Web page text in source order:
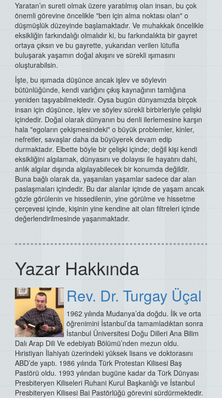
Yaratan’ın sureti olmak üzere yaratılmış olan insan, bu çok
önemli görevine öncelikle "ben için alma noktası olan" o
düşmüşlük düzeyinde başlamaktadır. Ve muhakkak öncelikle
eksikliğin farkındalığı olmalıdır ki, bu farkındalıkta bir gayret
ortaya çıksın ve bu gayrette, yukarıdan verilen lütufla
buluşarak yaşamın doğal akışını ve sürekli ışımasını
oluşturabilsin.
İşte, bu ışımada düşünce ancak işlev ve söylevin
bütünlüğünde, kendi varlığını çıkış kaynağının tamlığına
yeniden taşıyabilmektedir. Oysa bugün dünyamızda birçok
insan için düşünce, işlev ve söylev sürekli birbirleriyle çelişki
içindedir. Doğal olarak dünyanın bu denli ilerlemesine karşın
hala "egoların çekişmesindeki" o büyük problemler, kinler,
nefretler, savaşlar daha da büyüyerek devam edip
durmaktadır. Elbette böyle bir çelişki içinde; değil kişi kendi
eksikliğini algılamak, dünyasını ve dolayısı ile hayatını dahi,
anlık algılar dışında algılayabilecek bir konumda değildir.
Buna bağlı olarak da, yaşanılan yaşamlar sadece dar alan
paslaşmaları içindedir. Bu dar alanlar içinde de yaşam ancak
gözle görülenin ve hissedilenin, yine görülme ve hissetme
çerçevesi içinde, kişinin yine kendine ait olan filtreleri içinde
değerlendirilmesinde yaşanmaktadır.
Yazar Hakkında
Rev. Dr. Turgay Üçal
1962 yılında Mudanya’da doğdu. İlk ve orta
öğrenimini İstanbul’da tamamladıktan sonra
İstanbul Üniversitesi Doğu Dilleri Ana Bilim
Dalı Arap Dili Ve edebiyatı Bölümü’nden mezun oldu.
Hıristiyan İlahiyatı üzerindeki yüksek lisans ve doktorasını
ABD’de yaptı. 1986 yılında Türk Protestan Kilisesi Baş
Pastörü oldu. 1993 yılından bugüne kadar da Türk Dünyası
Presbiteryen Kiliseleri Ruhani Kurul Başkanlığı ve İstanbul
Presbiteryen Kilisesi Bai Pastörlüğü görevini sürdürmektedir.